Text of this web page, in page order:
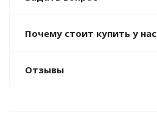
Почему стоит купить у нас
Отзывы